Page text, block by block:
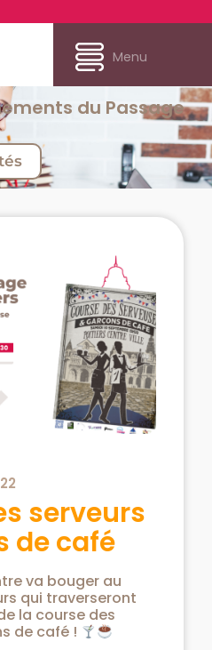
Menu
du Passage
serveurs
de café
va bouger au
qui traverseront
la course des
de café !